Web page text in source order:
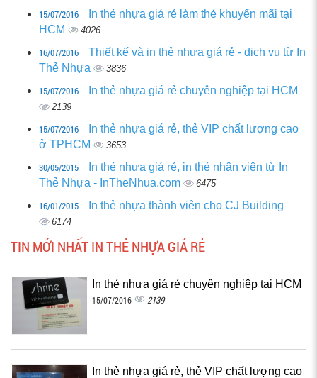
15/07/2016
In thẻ nhựa giá rẻ làm thẻ khuyến mãi tại
HCM
4026
16/07/2016
Thiết kế và in thẻ nhựa giá rẻ - dịch vụ từ In
Thẻ Nhựa
3836
15/07/2016 In thẻ nhựa giá rẻ chuyên nghiệp tại HCM
2139
15/07/2016
In thẻ nhựa giá rẻ, thẻ VIP chất lượng cao
ở TPHCM
3653
30/05/2015
In thẻ nhựa giá rẻ, in thẻ nhân viên từ In
Thẻ Nhựa - InTheNhua.com
6475
16/01/2015 In thẻ nhựa thành viên cho CJ Building
6174
TIN MỚI NHẤT IN THẺ NHỰA GIÁ RẺ
In thẻ nhựa giá rẻ chuyên nghiệp tại HCM
15/07/2016 2139
In thẻ nhựa giá rẻ, thẻ VIP chất lượng cao